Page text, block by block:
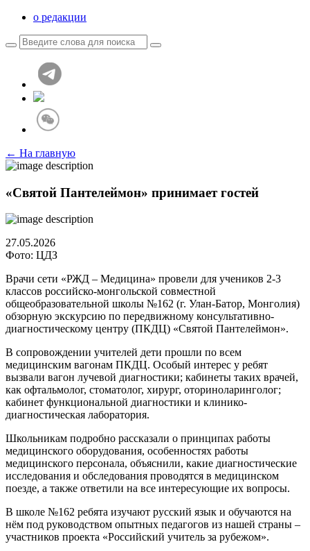
о редакции
← На главную
«Святой Пантелеймон» принимает гостей
27.05.2026
Фото: ЦДЗ
Врачи сети «РЖД – Медицина» провели для учеников 2-3
классов российско-монгольской совместной
общеобразовательной школы №162 (г. Улан-Батор, Монголия)
обзорную экскурсию по передвижному консультативно-
диагностическому центру (ПКДЦ) «Святой Пантелеймон».
В сопровождении учителей дети прошли по всем
медицинским вагонам ПКДЦ. Особый интерес у ребят
вызвали вагон лучевой диагностики; кабинеты таких врачей,
как офтальмолог, стоматолог, хирург, оториноларинголог;
кабинет функциональной диагностики и клинико-
диагностическая лаборатория.
Школьникам подробно рассказали о принципах работы
медицинского оборудования, особенностях работы
медицинского персонала, объяснили, какие диагностические
исследования и обследования проводятся в медицинском
поезде, а также ответили на все интересующие их вопросы.
В школе №162 ребята изучают русский язык и обучаются на
нём под руководством опытных педагогов из нашей страны –
участников проекта «Российский учитель за рубежом».